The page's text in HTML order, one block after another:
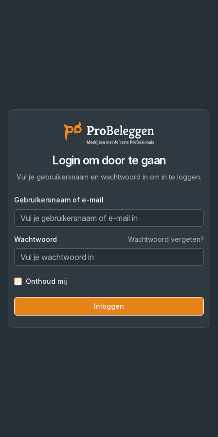
Login om door te gaan
Vul je gebruikersnaam en wachtwoord in om in te loggen.
Gebruikersnaam of e-mail
Wachtwoord Wachtwoord vergeten?
Onthoud mij
Inloggen